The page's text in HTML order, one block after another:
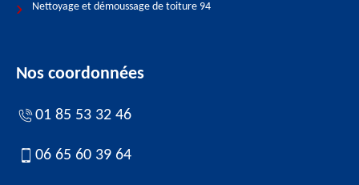
Nettoyage et démoussage de toiture 94
Nos coordonnées
01 85 53 32 46
06 65 60 39 64